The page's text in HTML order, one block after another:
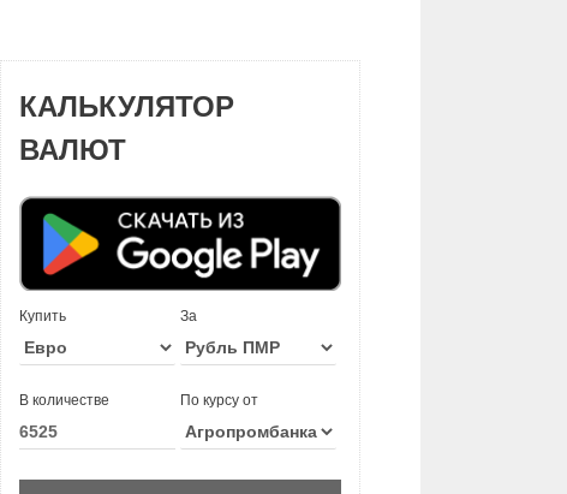
КАЛЬКУЛЯТОР
ВАЛЮТ
Купить За
В количестве По курсу от